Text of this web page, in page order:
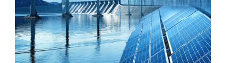
ERNEUERBARE ENERGIE